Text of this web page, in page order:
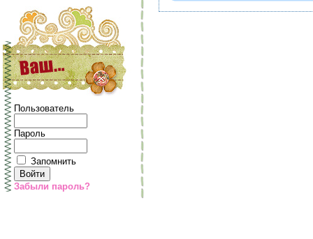
Пользователь
Пароль
Запомнить
Забыли пароль?